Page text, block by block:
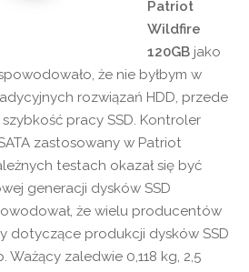
Patriot
Wildfire
120GB jako
że nie byłbym w
rozwiązań HDD, przede
pracy SSD. Kontroler
zastosowany w Patriot
testach okazał się być
generacji dysków SSD
że wielu producentów
dotyczące produkcji dysków SSD
zaledwie 0,118 kg, 2,5